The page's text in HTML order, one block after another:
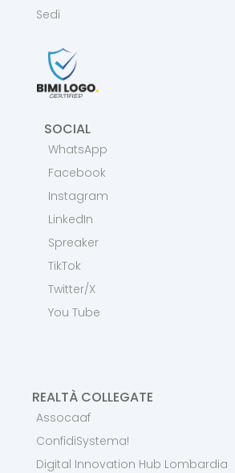
Sedi
SOCIAL
WhatsApp
Facebook
Instagram
LinkedIn
Spreaker
TikTok
Twitter/X
You Tube
REALTÀ COLLEGATE
Assocaaf
ConfidiSystema!
Digital Innovation Hub Lombardia